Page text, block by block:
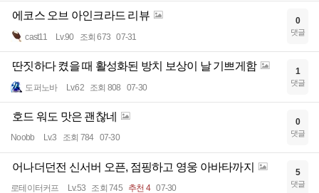
에코스 오브 아인크라드 리뷰
cast11 Lv.90 조회 673 07-31
0
댓글
딴짓하다 켰을 때 활성화된 방치 보상이 날 기쁘게함
도퍼노바 Lv.62 조회 808 07-30
1
댓글
호드 워도 맛은 괜찮네
Noobb Lv.3 조회 784 07-30
0
댓글
어나더던전 신서버 오픈, 점핑하고 영웅 아바타까지
로테이터커프 Lv.53 조회 745 추천 4 07-30
5
댓글